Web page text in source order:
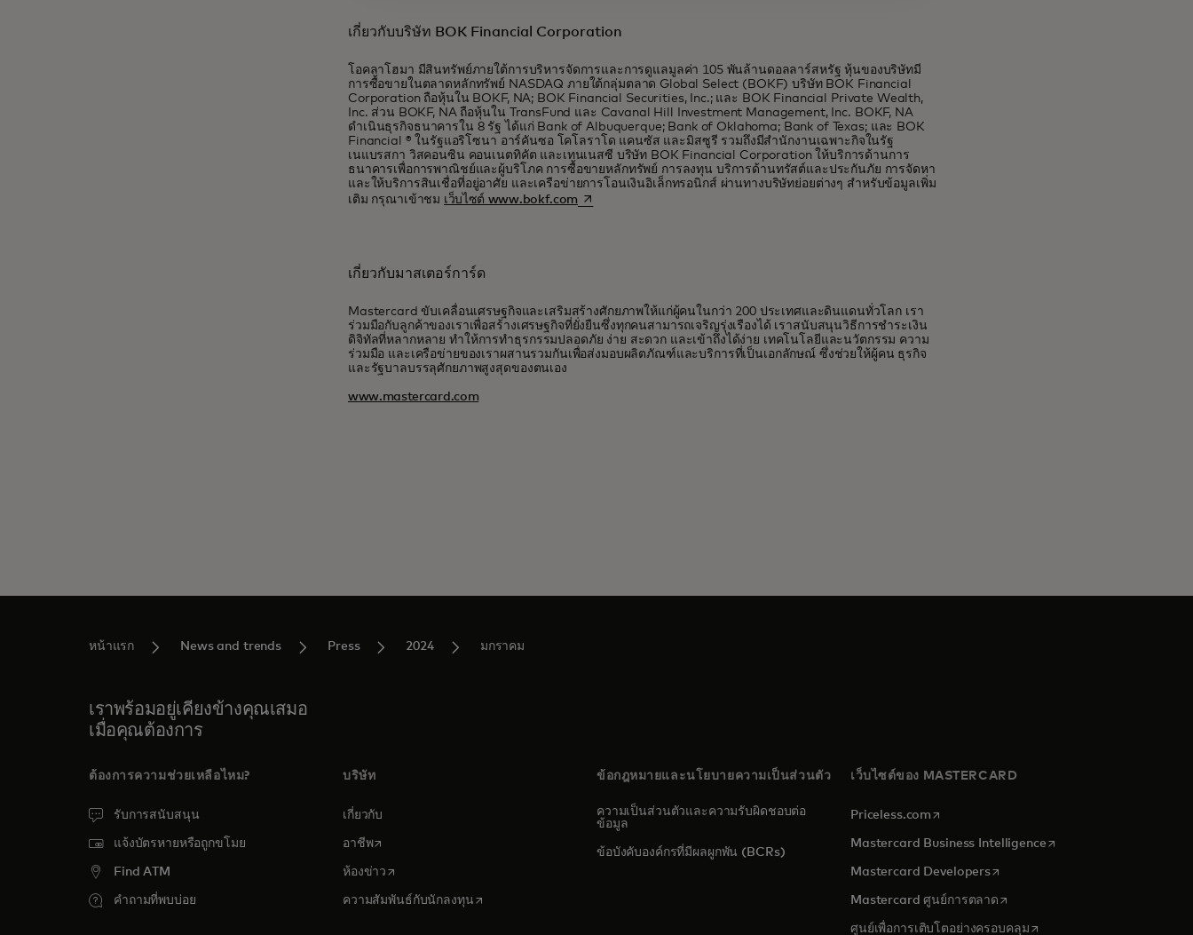
เกี่ยวกับบริษัท BOK Financial Corporation
โอคลาโฮมา มีสินทรัพย์ภายใต้การบริหารจัดการและการดูแลมูลค่า 105 พันล้านดอลลาร์สหรัฐ หุ้นของบริษัทมี
การซื้อขายในตลาดหลักทรัพย์ NASDAQ ภายใต้กลุ่มตลาด Global Select (BOKF) บริษัท BOK Financial
Corporation ถือหุ้นใน BOKF, NA; BOK Financial Securities, Inc.; และ BOK Financial Private Wealth,
Inc. ส่วน BOKF, NA ถือหุ้นใน TransFund และ Cavanal Hill Investment Management, Inc. BOKF, NA
ดำเนินธุรกิจธนาคารใน 8 รัฐ ได้แก่ Bank of Albuquerque; Bank of Oklahoma; Bank of Texas; และ BOK
Financial ® ในรัฐแอริโซนา อาร์คันซอ โคโลราโด แคนซัส และมิสซูรี รวมถึงมีสำนักงานเฉพาะกิจในรัฐ
เนแบรสกา วิสคอนซิน คอนเนตทิคัต และเทนเนสซี บริษัท BOK Financial Corporation ให้บริการด้านการ
ธนาคารเพื่อการพาณิชย์และผู้บริโภค การซื้อขายหลักทรัพย์ การลงทุน บริการด้านทรัสต์และประกันภัย การจัดหา
และให้บริการสินเชื่อที่อยู่อาศัย และเครือข่ายการโอนเงินอิเล็กทรอนิกส์ ผ่านทางบริษัทย่อยต่างๆ สำหรับข้อมูลเพิ่ม
เติม กรุณาเข้าชม เว็บไซต์ www.bokf.comopens in a new tab
เกี่ยวกับมาสเตอร์การ์ด
Mastercard ขับเคลื่อนเศรษฐกิจและเสริมสร้างศักยภาพให้แก่ผู้คนในกว่า 200 ประเทศและดินแดนทั่วโลก เรา
ร่วมมือกับลูกค้าของเราเพื่อสร้างเศรษฐกิจที่ยั่งยืนซึ่งทุกคนสามารถเจริญรุ่งเรืองได้ เราสนับสนุนวิธีการชำระเงิน
ดิจิทัลที่หลากหลาย ทำให้การทำธุรกรรมปลอดภัย ง่าย สะดวก และเข้าถึงได้ง่าย เทคโนโลยีและนวัตกรรม ความ
ร่วมมือ และเครือข่ายของเราผสานรวมกันเพื่อส่งมอบผลิตภัณฑ์และบริการที่เป็นเอกลักษณ์ ซึ่งช่วยให้ผู้คน ธุรกิจ
และรัฐบาลบรรลุศักยภาพสูงสุดของตนเอง
www.mastercard.com
หน้าแรก News and trends Press 2024 มกราคม
เราพร้อมอยู่เคียงข้างคุณเสมอ
เมื่อคุณต้องการ
ต้องการความช่วยเหลือไหม?
รับการสนับสนุน
แจ้งบัตรหายหรือถูกขโมย
Find ATM
คำถามที่พบบ่อย
บริษัท
เกี่ยวกับ
อาชีพopens in a new tab
ห้องข่าว opens in a new tab
ความสัมพันธ์กับนักลงทุนopens in a new tab
ข้อกฎหมายและนโยบายความเป็นส่วนตัว
ความเป็นส่วนตัวและความรับผิดชอบต่อ
ข้อมูล
ข้อบังคับองค์กรที่มีผลผูกพัน (BCRs)
เว็บไซต์ของ MASTERCARD
Priceless.com opens in a new tab
Mastercard Business Intelligenceopens in a new tab
Mastercard Developersopens in a new tab
Mastercard ศูนย์การตลาด opens in a new tab
ศูนย์เพื่อการเติบโตอย่างครอบคลุมopens in a new tab